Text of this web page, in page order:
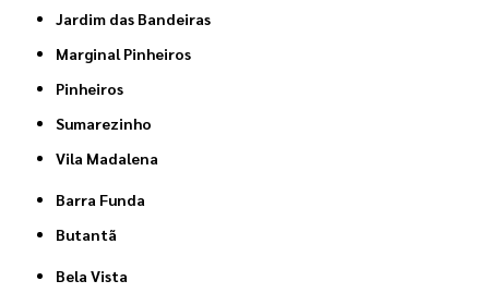
Jardim das Bandeiras
Marginal Pinheiros
Pinheiros
Sumarezinho
Vila Madalena
Barra Funda
Butantã
Bela Vista